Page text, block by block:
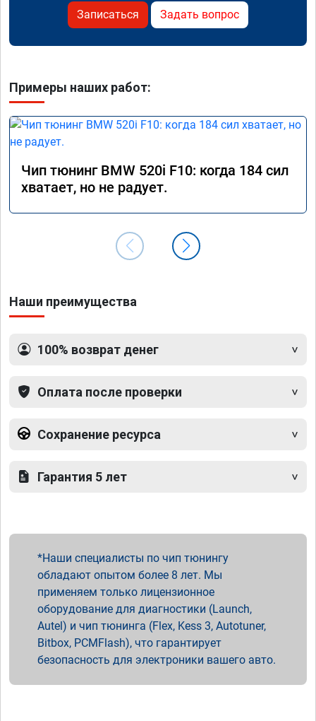
Записаться Задать вопрос
Примеры наших работ:
Чип тюнинг BMW 520i F10: когда 184 сил
хватает, но не радует.
Наши преимущества
100% возврат денег
Оплата после проверки
Сохранение ресурса
Гарантия 5 лет
Наши специалисты по чип тюнингу
обладают опытом более 8 лет. Мы
применяем только лицензионное
оборудование для диагностики (Launch,
Autel) и чип тюнинга (Flex, Kess 3, Autotuner,
Bitbox, PCMFlash), что гарантирует
безопасность для электроники вашего авто.